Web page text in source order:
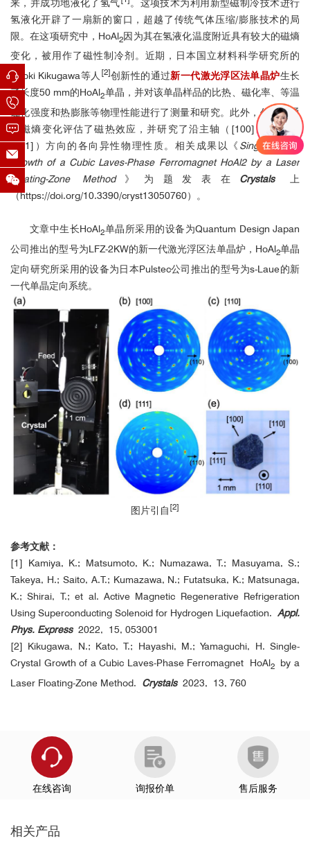
来，并成功地液化了氢气
。这项技术为利用新型磁制冷技术进行
氢液化开辟了一扇新的窗口，超越了传统气体压缩/膨胀技术的局
限。在这项研究中，HoAl2因为其在氢液化温度附近具有较大的磁熵
变化，被用作了磁性制冷剂。近期，日本国立材料科学研究所的
Naoki Kikugawa等人 [2]创新性的通过新一代激光浮区法单晶炉生长
了长度50 mm的HoAl2单晶，并对该单晶样品的比热、磁化率、等温
磁化强度和热膨胀等物理性能进行了测量和研究。此外，作者还通
过磁熵变化评估了磁热效应，并研究了沿主轴（[100]、[110]和
[111]）方向的各向异性物理性质。相关成果以《 Single-Crystal
Growth of a Cubic Laves-Phase Ferromagnet HoAl2 by a Laser
Floating-Zone Method》为题发表在 Crystals上
（https://doi.org/10.3390/cryst13050760）。
文章中生长HoAl2单晶所采用的设备为Quantum Design Japan
公司推出的型号为LFZ-2KW的新一代激光浮区法单晶炉， HoAl2单晶
定向研究所采用的设备为日本Pulstec公司推出的型号为s-Laue的新
一代单晶定向系统。
图片引自 [2]
参考文献：
[1] Kamiya, K.; Matsumoto, K.; Numazawa, T.; Masuyama, S.;
Takeya, H.; Saito, A.T.; Kumazawa, N.; Futatsuka, K.; Matsunaga,
K.; Shirai, T.; et al. Active Magnetic Regenerative Refrigeration
Using Superconducting Solenoid for Hydrogen Liquefaction. Appl.
Phys. Express2022, 15, 053001
[2] Kikugawa, N.; Kato, T.; Hayashi, M.; Yamaguchi, H. Single-
Crystal Growth of a Cubic Laves-Phase Ferromagnet HoAl2by a
Laser Floating-Zone Method. Crystals2023, 13, 760
金刚石单晶Laue
蓝宝石单晶Laue
在线咨询 询报价单 售后服务
相关产品